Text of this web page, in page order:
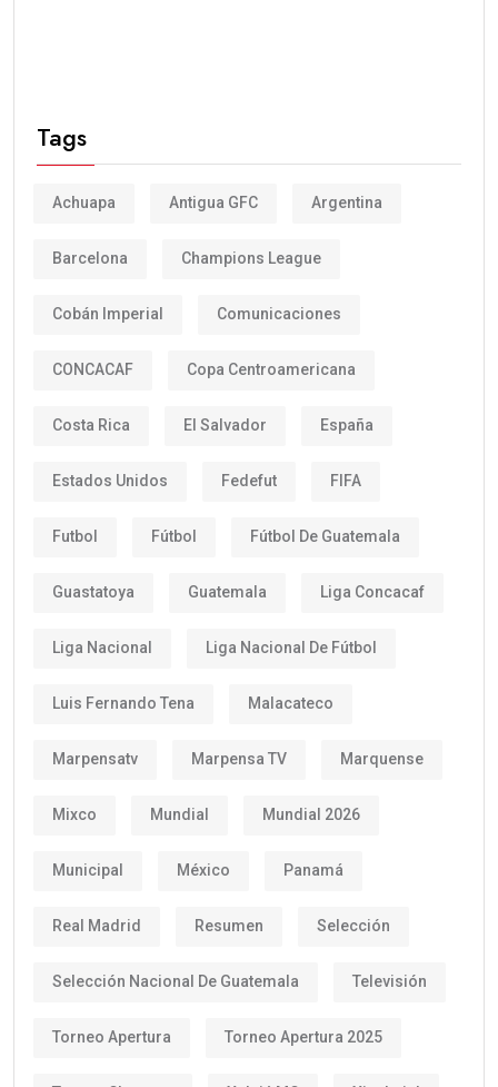
Tags
Achuapa Antigua GFC Argentina
Barcelona Champions League
Cobán Imperial Comunicaciones
CONCACAF Copa Centroamericana
Costa Rica El Salvador España
Estados Unidos Fedefut FIFA
Futbol Fútbol Fútbol De Guatemala
Guastatoya Guatemala Liga Concacaf
Liga Nacional Liga Nacional De Fútbol
Luis Fernando Tena Malacateco
Marpensatv Marpensa TV Marquense
Mixco Mundial Mundial 2026
Municipal México Panamá
Real Madrid Resumen Selección
Selección Nacional De Guatemala Televisión
Torneo Apertura Torneo Apertura 2025